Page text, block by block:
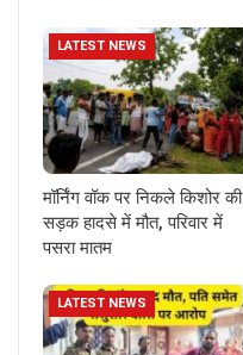
LATEST NEWS
मॉर्निंग वॉक पर निकले किशोर की
सड़क हादसे में मौत, परिवार में
पसरा मातम
LATEST NEWS